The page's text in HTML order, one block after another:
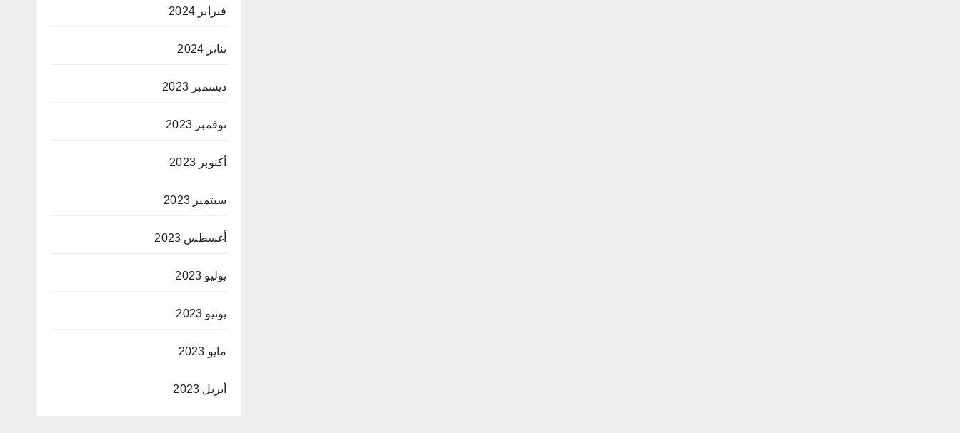
فبراير 2024
يناير 2024
ديسمبر 2023
نوفمبر 2023
أكتوبر 2023
سبتمبر 2023
أغسطس 2023
يوليو 2023
يونيو 2023
مايو 2023
أبريل 2023